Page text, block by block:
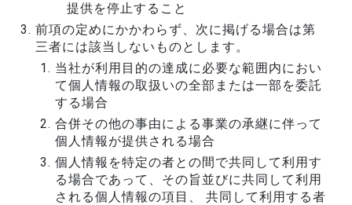
提供を停止すること
前項の定めにかかわらず、次に掲げる場合は第
三者には該当しないものとします。
当社が利用目的の達成に必要な範囲内におい
て個人情報の取扱いの全部または一部を委託
する場合
合併その他の事由による事業の承継に伴って
個人情報が提供される場合
個人情報を特定の者との間で共同して利用す
る場合であって、その旨並びに共同して利用
される個人情報の項目、 共同して利用する者